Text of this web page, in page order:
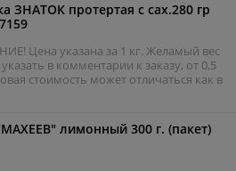
ЗНАТОК протертая с сах.280 гр
Цена указана за 1 кг. Желамый вес
в комментарии к заказу, от 0,5
стоимость может отличаться как в
так и в меньшую сторону. Мы
к заказанному.
лимонный 300 г. (пакет)